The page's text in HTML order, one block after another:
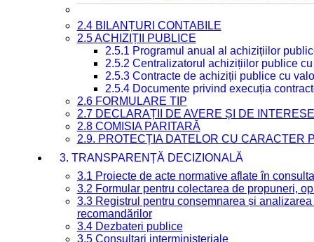
2.4 BILANȚURI CONTABILE
2.5 ACHIZIȚII PUBLICE
2.5.1 Programul anual al achizițiilor
2.5.2 Centralizatorul achizițiilor publice
2.5.3 Contracte de achiziții publice cu
2.5.4 Documente privind execuția
2.6 FORMULARE TIP
2.7 DECLARAȚII DE AVERE ȘI DE INTERESE
2.8 COMISIA PARITARĂ
2.9. PROTECȚIA DATELOR CU CARACTER
3. TRANSPARENȚĂ DECIZIONALĂ
3.1 Proiecte de acte normative aflate în
3.2 Formular pentru colectarea de propuneri,
3.3 Registrul pentru consemnarea și
recomandărilor
3.4 Dezbateri publice
3.5 Consultari interministeriale